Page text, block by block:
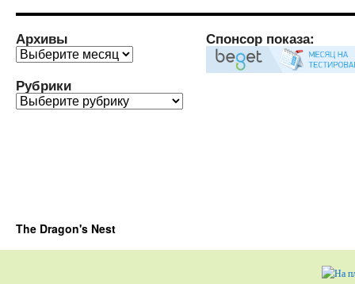
Архивы
Архивы
Рубрики
Рубрики
Спонсор показа:
The Dragon's Nest